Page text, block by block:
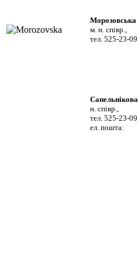
Морозовська
м. н. співр.,
тел. 525-23-09
н. співр.,
тел. 525-23-
ел. пошта: